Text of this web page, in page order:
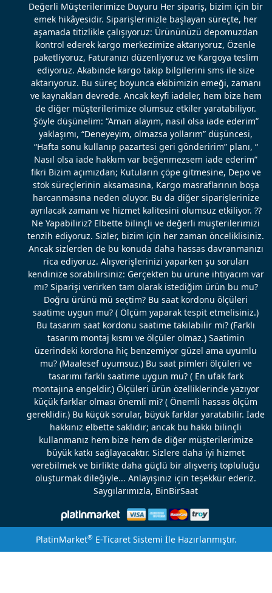
Değerli Müşterilerimize Duyuru Her sipariş, bizim için bir
emek hikâyesidir. Siparişlerinizle başlayan süreçte, her
aşamada titizlikle çalışıyoruz: Ürününüzü depomuzdan
kontrol ederek kargo merkezimize aktarıyoruz, Özenle
paketliyoruz, Faturanızı düzenliyoruz ve Kargoya teslim
ediyoruz. Akabinde kargo takip bilgilerini sms ile size
aktarıyoruz. Bu süreç boyunca ekibimizin emeği, zamanı
ve kaynakları devrede. Ancak keyfi iadeler, hem bize hem
de diğer müşterilerimize olumsuz etkiler yaratabiliyor.
Şöyle düşünelim: “Aman alayım, nasıl olsa iade ederim”
yaklaşımı, “Deneyeyim, olmazsa yollarım” düşüncesi,
“Hafta sonu kullanıp pazartesi geri gönderirim” planı, “
Nasıl olsa iade hakkım var beğenmezsem iade ederim”
fikri Bizim açımızdan; Kutuların çöpe gitmesine, Depo ve
stok süreçlerinin aksamasına, Kargo masraflarının boşa
harcanmasına neden oluyor. Bu da diğer siparişlerinize
ayrılacak zamanı ve hizmet kalitesini olumsuz etkiliyor. ??
Ne Yapabiliriz? Elbette bilinçli ve değerli müşterilerimizi
tenzih ediyoruz. Sizler, bizim için her zaman önceliklisiniz.
Ancak sizlerden de bu konuda daha hassas davranmanızı
rica ediyoruz. Alışverişlerinizi yaparken şu soruları
kendinize sorabilirsiniz: Gerçekten bu ürüne ihtiyacım var
mı? Siparişi verirken tam olarak istediğim ürün bu mu?
Doğru ürünü mü seçtim? Bu saat kordonu ölçüleri
saatime uygun mu? ( Ölçüm yaparak tespit etmelisiniz.)
Bu tasarım saat kordonu saatime takılabilir mi? (Farklı
tasarım montaj kısmı ve ölçüler olmaz.) Saatimin
üzerindeki kordona hiç benzemiyor güzel ama uyumlu
mu? (Maalesef uyumsuz.) Bu saat pimleri ölçüleri ve
tasarımı farklı saatime uygun mu? ( En ufak fark
montajına engeldir.) Ölçüleri ürün özelliklerinde yazıyor
küçük farklar olması önemli mi? ( Önemli hassas ölçüm
gereklidir.) Bu küçük sorular, büyük farklar yaratabilir. İade
hakkınız elbette saklıdır; ancak bu hakkı bilinçli
kullanmanız hem bize hem de diğer müşterilerimize
büyük katkı sağlayacaktır. Sizlere daha iyi hizmet
verebilmek ve birlikte daha güçlü bir alışveriş topluluğu
oluşturmak dileğiyle... Anlayışınız için teşekkür ederiz.
Saygılarımızla, BinBirSaat
PlatinMarket®E-Ticaret Sistemi İle Hazırlanmıştır.